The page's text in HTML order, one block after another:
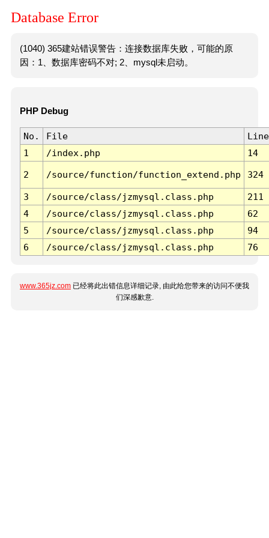
Database Error
(1040) 365建站错误警告：连接数据库失败，可能的原
因：1、数据库密码不对; 2、mysql未启动。
PHP Debug
No. File
Line
1
/index.php 14
2 /source/function/function_extend.php 324
3 /source/class/jzmysql.class.php
211
4
/source/class/jzmysql.class.php
62
5
/source/class/jzmysql.class.php
94
6
/source/class/jzmysql.class.php 76
www.365jz.com 已经将此出错信息详细记录, 由此给您带来的访问不便我
们深感歉意.